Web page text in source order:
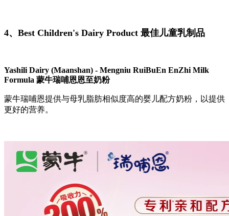
4、Best Children's Dairy Product 最佳儿童乳制品
Yashili Dairy (Maanshan) - Mengniu RuiBuEn EnZhi Milk
Formula 蒙牛瑞哺恩恩至奶粉
蒙牛瑞哺恩提供与母乳脂肪相似度高的婴儿配方奶粉，以提供
更好的营养。